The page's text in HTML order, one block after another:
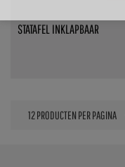
STATAFEL INKLAPBAAR